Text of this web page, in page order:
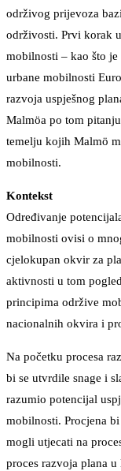
održivog prijevoza
održivosti. Prvi korak
mobilnosti – kao što je
urbane mobilnosti
razvoja uspješnog
Malmöa po tom
temelju kojih Malmö
mobilnosti.
Kontekst
Određivanje
mobilnosti ovisi o
cjelokupan okvir za
aktivnosti u tom
principima održive
nacionalnih okvira i
Na početku procesa
bi se utvrdile snage i
razumio potencijal
mobilnosti. Procjena
mogli utjecati na
proces razvoja plana